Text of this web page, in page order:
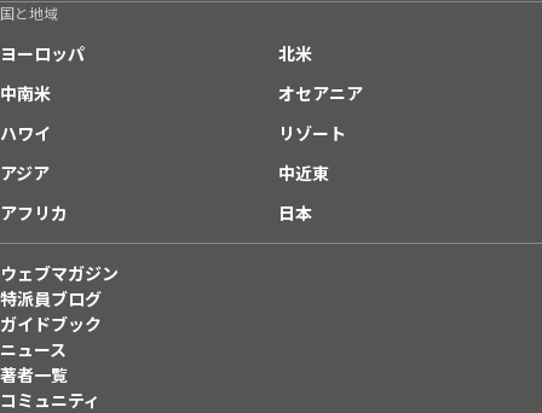
国と地域
ヨーロッパ
北米
中南米
オセアニア
ハワイ
リゾート
アジア
中近東
アフリカ
日本
ウェブマガジン
特派員ブログ
ガイドブック
ニュース
著者一覧
コミュニティ